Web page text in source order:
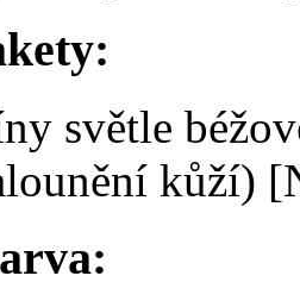
světle
kůží)